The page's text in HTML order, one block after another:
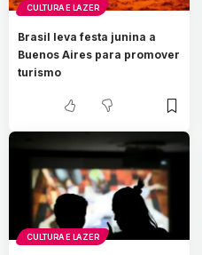
CULTURA E LAZER
Brasil leva festa junina a
Buenos Aires para promover
turismo
CULTURA E LAZER